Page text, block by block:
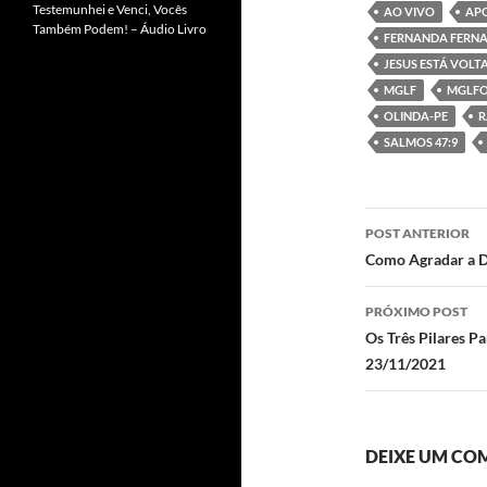
b
o
o
k
er
AO VIVO
FERNANDA
JESUS ESTÁ
MGLF
OLINDA-PE
SALMOS 47:9
Navegação
de
posts
POST ANTERIOR
Como Agradar a
PRÓXIMO POST
Os Três Pilares
23/11/2021
DEIXE UM
Testemunhei e Venci, Vocês
Também Podem! – Áudio Livro